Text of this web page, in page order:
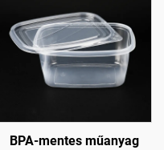
BPA-mentes műanyag